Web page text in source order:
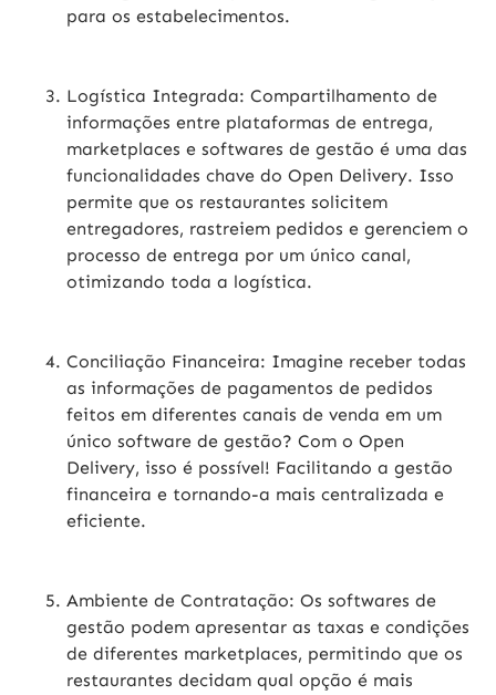
para os estabelecimentos.
Logística Integrada: Compartilhamento de
informações entre plataformas de entrega,
marketplaces e softwares de gestão é uma das
funcionalidades chave do Open Delivery. Isso
permite que os restaurantes solicitem
entregadores, rastreiem pedidos e gerenciem o
processo de entrega por um único canal,
otimizando toda a logística.
Conciliação Financeira: Imagine receber todas
as informações de pagamentos de pedidos
feitos em diferentes canais de venda em um
único software de gestão? Com o Open
Delivery, isso é possível! Facilitando a gestão
financeira e tornando-a mais centralizada e
eficiente.
Ambiente de Contratação: Os softwares de
gestão podem apresentar as taxas e condições
de diferentes marketplaces, permitindo que os
restaurantes decidam qual opção é mais